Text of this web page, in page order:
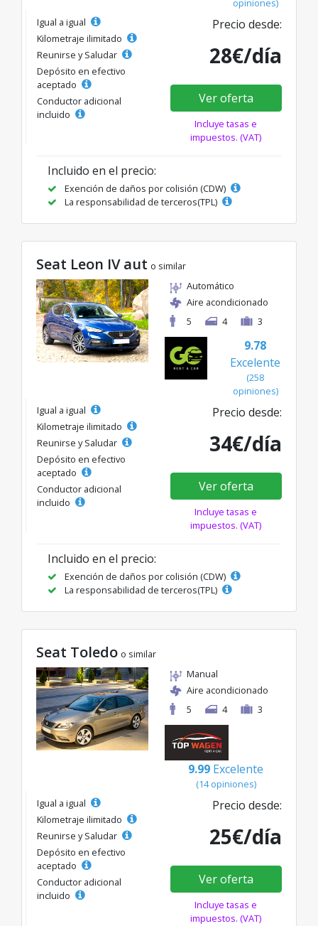
opiniones)
Igual a igual
Kilometraje ilimitado
Reunirse y Saludar
Depósito en efectivo
aceptado
Conductor adicional
incluido
Precio desde:
28€/día
Ver oferta
Incluye tasas e
impuestos. (VAT)
Incluido en el precio:
Exención de daños por colisión (CDW)
La responsabilidad de terceros(TPL)
Seat Leon IV aut o similar
Automático
Aire acondicionado
5
4 3
9.78
Excelente
(258
opiniones)
Igual a igual
Kilometraje ilimitado
Reunirse y Saludar
Depósito en efectivo
aceptado
Conductor adicional
incluido
Precio desde:
34€/día
Ver oferta
Incluye tasas e
impuestos. (VAT)
Incluido en el precio:
Exención de daños por colisión (CDW)
La responsabilidad de terceros(TPL)
Seat Toledo o similar
Manual
Aire acondicionado
5
4 3
9.99 Excelente
(14 opiniones)
Igual a igual
Kilometraje ilimitado
Reunirse y Saludar
Depósito en efectivo
aceptado
Conductor adicional
incluido
Precio desde:
25€/día
Ver oferta
Incluye tasas e
impuestos. (VAT)